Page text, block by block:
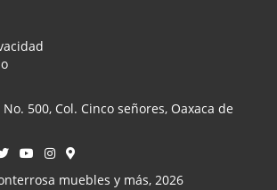
500, Col. Cinco señores, Oaxaca de
muebles y más, 2026